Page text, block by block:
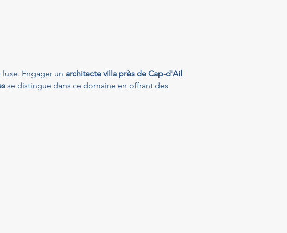
Engager un architecte villa près de Cap-d'Ail
se distingue dans ce domaine en offrant des